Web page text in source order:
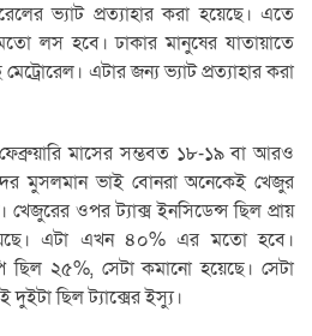
ভ্যাট প্রত্যাহার করা হয়েছে। এতে
লস হবে। ঢাকার মানুষের যাতায়াতে
এটার জন্য ভ্যাট প্রত্যাহার করা
মাসের সম্ভবত ১৮-১৯ বা আরও
মুসলমান ভাই বোনরা অনেকেই খেজুর
ওপর ট্যাক্স ইনসিডেন্স ছিল প্রায়
এটা এখন ৪০% এর মতো হবে।
ছিল ২৫%, সেটা কমানো হয়েছে। সেটা
ছিল ট্যাক্সের ইস্যু।